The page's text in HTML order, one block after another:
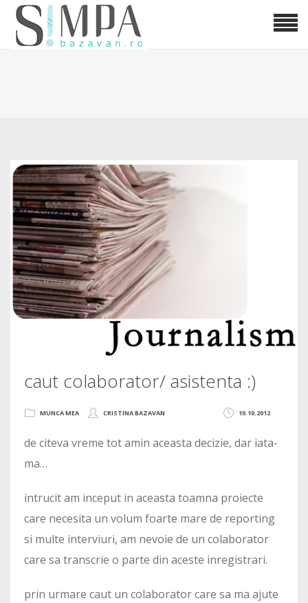
caut colaborator/ asistenta :)
10.10.2012
MUNCA MEA CRISTINA BAZAVAN
de citeva vreme tot amin aceasta decizie, dar iata-
ma…
intrucit am inceput in aceasta toamna proiecte
care necesita un volum foarte mare de reporting
si multe interviuri, am nevoie de un colaborator
care sa transcrie o parte din aceste inregistrari.
prin urmare caut un colaborator care sa ma ajute